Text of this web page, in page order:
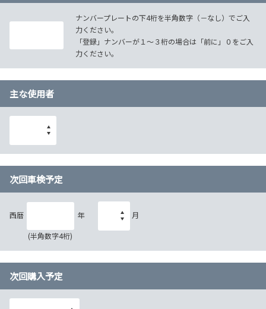
ナンバープレートの下4桁を半角数字（－なし）でご入
力ください。
「登録」ナンバーが１～３桁の場合は「前に」０をご入
力ください。
主な使用者
次回車検予定
西暦 年
(半角数字4桁)
月
次回購入予定